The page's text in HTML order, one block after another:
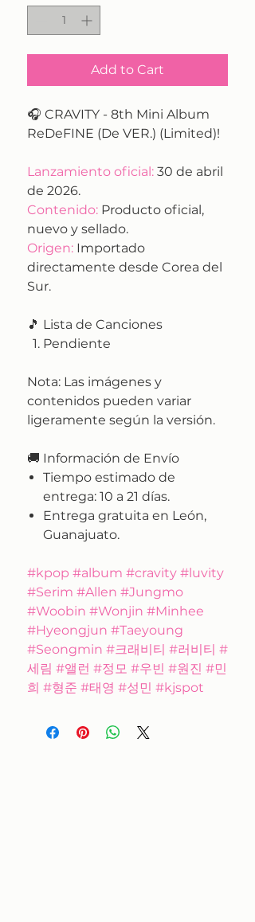
Add to Cart
🎧 CRAVITY - 8th Mini Album
ReDeFINE (De VER.) (Limited)!
Lanzamiento oficial: 30 de abril
de 2026.
Contenido: Producto oficial,
nuevo y sellado.
Origen: Importado
directamente desde Corea del
Sur.
🎵 Lista de Canciones
Pendiente
Nota: Las imágenes y
contenidos pueden variar
ligeramente según la versión.
🚚 Información de Envío
Tiempo estimado de
entrega: 10 a 21 días.
Entrega gratuita en León,
Guanajuato.
#kpop #album #cravity #luvity
#Serim #Allen #Jungmo
#Woobin #Wonjin #Minhee
#Hyeongjun #Taeyoung
#Seongmin #크래비티 #러비티 #
세림 #앨런 #정모 #우빈 #원진 #민
희 #형준 #태영 #성민 #kjspot